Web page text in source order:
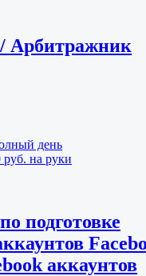
Арбитражник
день
руб. на руки
подготовке
аккаунтов